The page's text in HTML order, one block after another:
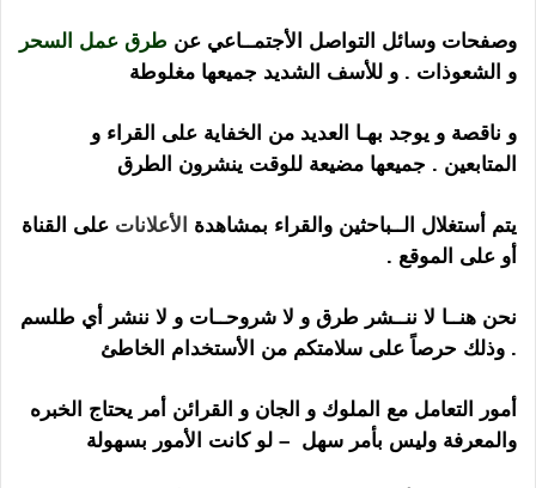
وصفحات وسائل التواصل الأجتمــاعي عن طرق عمل السحر
و الشعوذات . و للأسف الشديد جميعها مغلوطة
و ناقصة و يوجد بهـا العديد من الخفاية على القراء و
المتابعين . جميعها مضيعة للوقت ينشرون الطرق
يتم أستغلال الــباحثين والقراء بمشاهدة الأعلانات على القناة
أو على الموقع .
نحن هنــا لا ننــشر طرق و لا شروحــات و لا ننشر أي طلسم
. وذلك حرصاً على سلامتكم من الأستخدام الخاطئ
أمور التعامل مع الملوك و الجان و القرائن أمر يحتاج الخبره
والمعرفة وليس بأمر سهل – لو كانت الأمور بسهولة